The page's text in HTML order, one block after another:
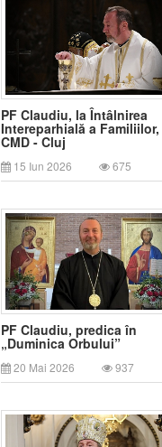
PF Claudiu, la Întâlnirea
Intereparhială a Familiilor,
CMD - Cluj
15 Iun 2026 675
PF Claudiu, predica în
„Duminica Orbului”
20 Mai 2026 937